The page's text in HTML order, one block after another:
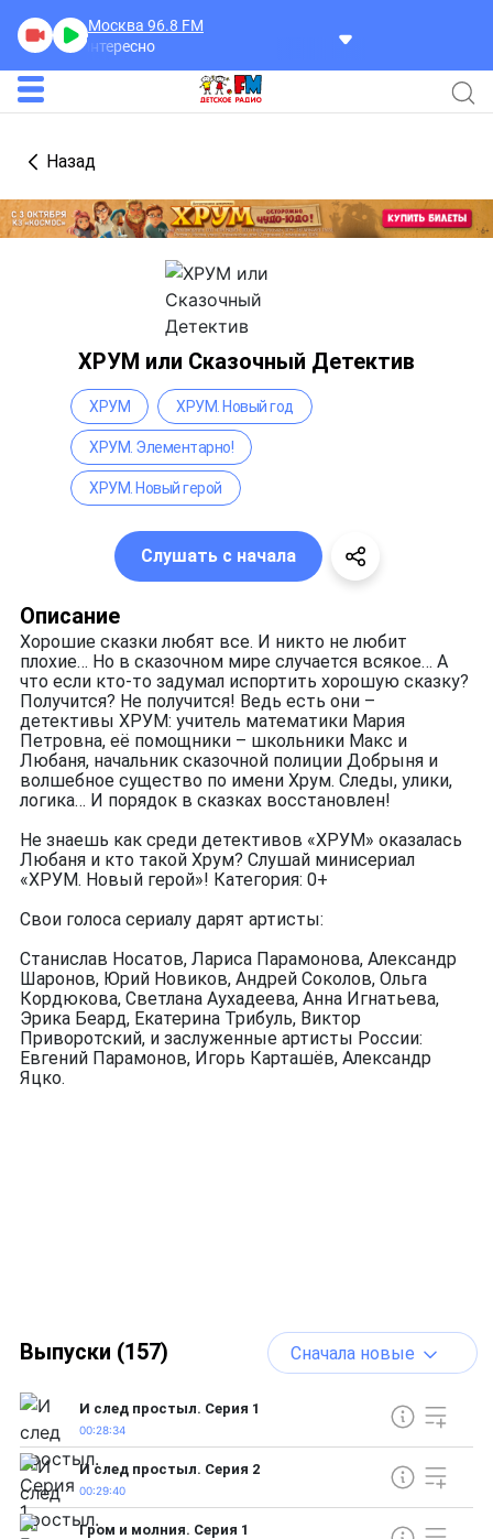
Москва 96.8 FM
интересно
Назад
ХРУМ или Сказочный Детектив
Описание
Хорошие сказки любят все. И никто не любит
плохие… Но в сказочном мире случается всякое… А
что если кто-то задумал испортить хорошую сказку?
Получится? Не получится! Ведь есть они –
детективы ХРУМ: учитель математики Мария
Петровна, её помощники – школьники Макс и
Любаня, начальник сказочной полиции Добрыня и
волшебное существо по имени Хрум. Следы, улики,
логика… И порядок в сказках восстановлен!
Не знаешь как среди детективов «ХРУМ» оказалась
Любаня и кто такой Хрум? Слушай минисериал
«ХРУМ. Новый герой»! Категория: 0+
Свои голоса сериалу дарят артисты:
Станислав Носатов, Лариса Парамонова, Александр
Шаронов, Юрий Новиков, Андрей Соколов, Ольга
Кордюкова, Светлана Аухадеева, Анна Игнатьева,
Эрика Беард, Екатерина Трибуль, Виктор
Приворотский, и заслуженные артисты России:
Евгений Парамонов, Игорь Карташёв, Александр
Яцко.
ХРУМ ХРУМ. Новый год
ХРУМ. Элементарно!
ХРУМ. Новый герой
Слушать с начала
Выпуски (157) Сначала новые
И след простыл. Серия 1
00:28:34
И след простыл. Серия 2
00:29:40
Гром и молния. Серия 1